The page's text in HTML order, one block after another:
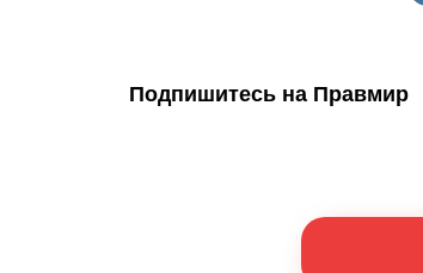
Подпишитесь на Правмир